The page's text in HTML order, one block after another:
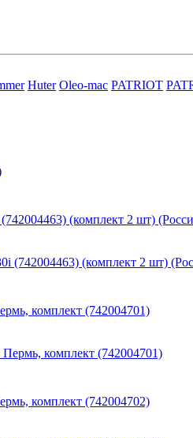
Huter Oleo-mac PATRIOT
(комплект 2 шт)
комплект (742004701)
комплект (742004702)